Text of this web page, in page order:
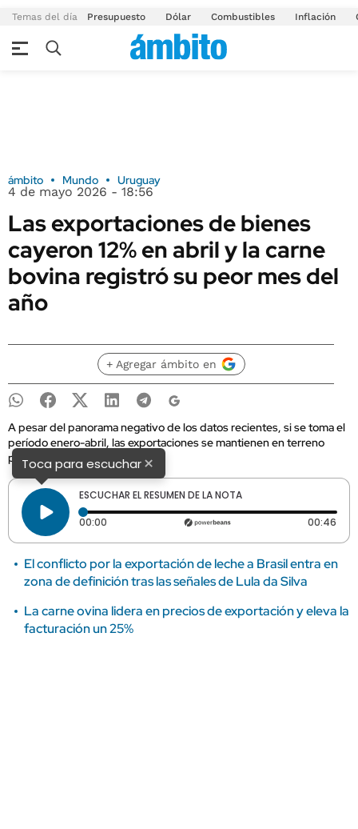
Temas del día Presupuesto Dólar Combustibles Inflación
ámbito Mundo Uruguay
4 de mayo 2026 - 18:56
Las exportaciones de bienes
cayeron 12% en abril y la carne
bovina registró su peor mes del
año
+ Agregar ámbito en
A pesar del panorama negativo de los datos recientes, si se toma el
período enero-abril, las exportaciones se mantienen en terreno
positivo con un alza del 4%.
Toca para escuchar×
ESCUCHAR EL RESUMEN DE LA NOTA
00:00 Tiempo transcurrido: 0 segundos 00:46
El conflicto por la exportación de leche a Brasil entra en
zona de definición tras las señales de Lula da Silva
La carne ovina lidera en precios de exportación y eleva la
facturación un 25%